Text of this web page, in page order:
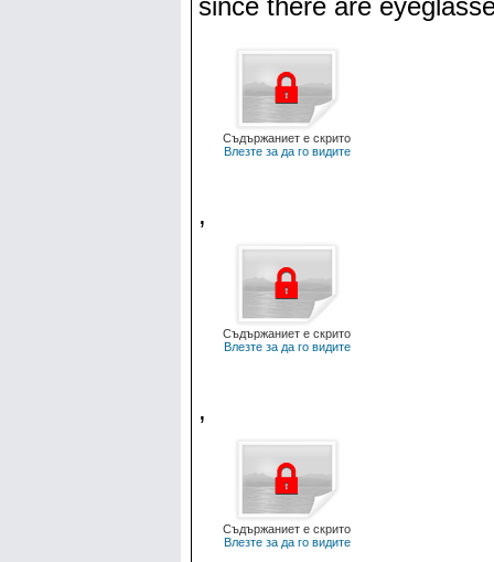
since there are
Съдържаниет е скрито
Влезте за да го видите
,
Съдържаниет е скрито
Влезте за да го видите
,
Съдържаниет е скрито
Влезте за да го видите